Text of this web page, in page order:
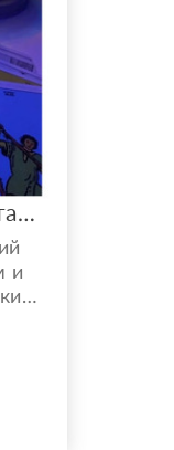
Расклады на картах Таро. Таролог онлайн.
и